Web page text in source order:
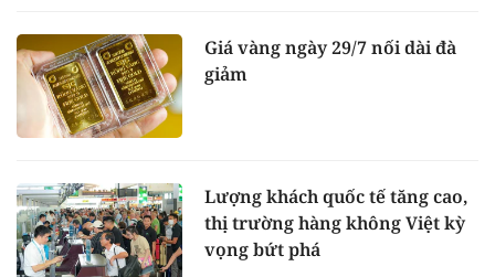
Giá vàng ngày 29/7 nối dài đà
giảm
Lượng khách quốc tế tăng cao,
thị trường hàng không Việt kỳ
vọng bứt phá